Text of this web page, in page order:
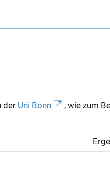
der Uni Bonn , wie zum